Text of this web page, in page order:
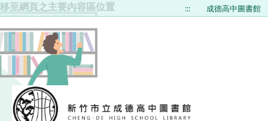
移至網頁之主要內容區位置 ::: 成德高中圖書館